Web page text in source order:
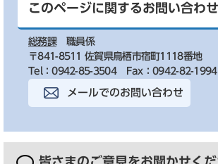
このページに関するお問い合わ
総務課
職員係
〒841-8511 佐賀県鳥栖市宿町1118番地
Tel：0942-85-3504
Fax：0942-82-1994
メールでのお問い合わせ
皆さまのご意見をお聞かせく